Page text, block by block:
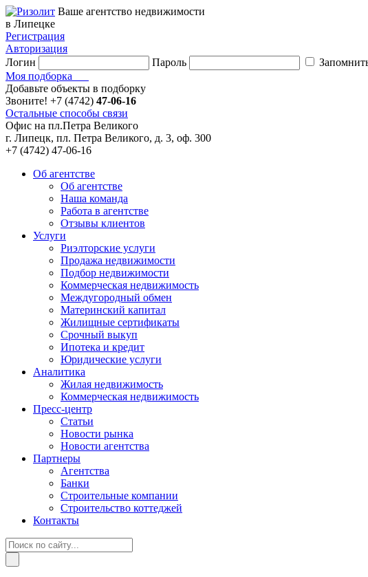
Ваше агентство недвижимости
в Липецке
Регистрация
Авторизация
Логин
Пароль
Моя подборка
Добавьте объекты в подборку
Звоните! +7 (4742) 47-06-16
Остальные способы связи
Офис на пл.Петра Великого
г. Липецк, пл. Петра Великого, д. 3, оф. 300
+7 (4742) 47-06-16
Об агентстве
Об агентстве
Наша команда
Работа в агентстве
Отзывы клиентов
Услуги
Риэлторские услуги
Продажа недвижимости
Подбор недвижимости
Коммерческая недвижимость
Междугородный обмен
Материнский капитал
Жилищные сертификаты
Срочный выкуп
Ипотека и кредит
Юридические услуги
Аналитика
Жилая недвижимость
Коммерческая недвижимость
Пресс-центр
Статьи
Новости рынка
Новости агентства
Партнеры
Агентства
Банки
Строительные компании
Строительство коттеджей
Контакты